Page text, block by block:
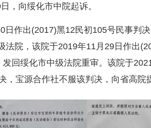
，向绥化市中院起诉。
作出(2017)黑12民初105号民事判决
法院，该院于2019年11月29日作出
回绥化市中级法院重审。该院于
宝源合作社不服该判决，向省高院